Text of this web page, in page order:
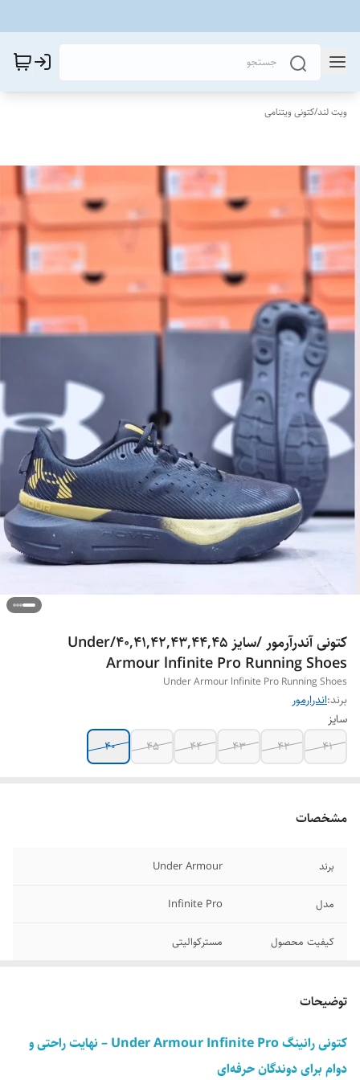
ویت لند/کتونی ویتنامی
کتونی آندرآرمور /سایز 40,41,42,43,44,45/Under
Armour lnfinite Pro Running Shoes
Under Armour lnfinite Pro Running Shoes
برند:اندرارمور
سایز
41
42
43
44
45
40
مشخصات
برند Under Armour
مدل Infinite Pro
کیفیت محصول مسترکوالیتی
سایزبندی محصول
توضیحات
کتونی رانینگ Under Armour Infinite Pro – نهایت راحتی و
دوام برای دوندگان حرفه‌ای